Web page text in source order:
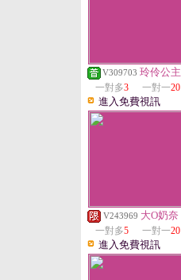
V309703 玲伶公主
一對多3 一對一20
進入免費視訊
V243969 大O奶奈
一對多5 一對一20
進入免費視訊